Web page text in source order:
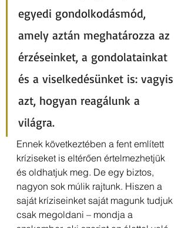
egyedi gondolkodásmód,
amely aztán meghatározza az
érzéseinket, a gondolatainkat
és a viselkedésünket is: vagyis
azt, hogyan reagálunk a
világra.
Ennek következtében a fent említett
kríziseket is eltérően értelmezhetjük
és oldhatjuk meg. De egy biztos,
nagyon sok múlik rajtunk. Hiszen a
saját kríziseinket saját magunk tudjuk
csak megoldani – mondja a